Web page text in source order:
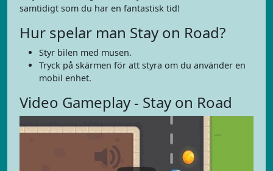
samtidigt som du har en fantastisk tid!
Hur spelar man Stay on Road?
Styr bilen med musen.
Tryck på skärmen för att styra om du använder en
mobil enhet.
Video Gameplay - Stay on Road